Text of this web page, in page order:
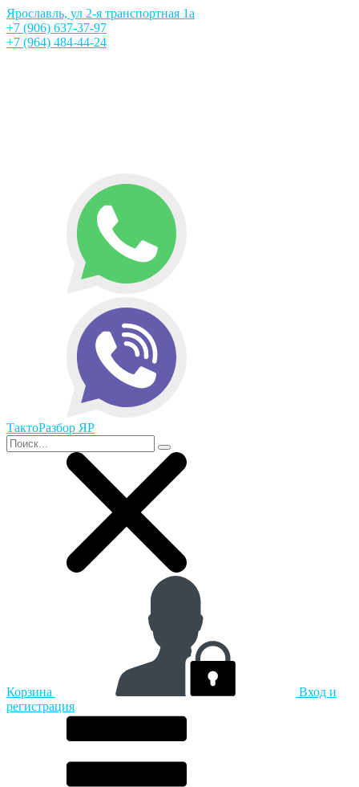
Ярославль, ул 2-я транспортная 1а
+7 (906) 637-37-97
+7 (964) 484-44-24
ТактоРазбор ЯР
Корзина
Вход и
регистрация